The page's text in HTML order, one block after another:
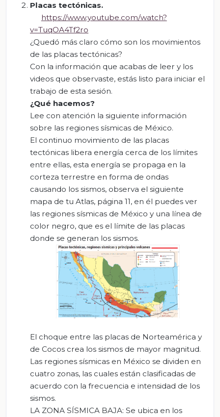
Placas tectónicas.
https://www.youtube.com/watch?
v=TuqOA4Tf2ro
¿Quedó más claro cómo son los movimientos
de las placas tectónicas?
Con la información que acabas de leer y los
videos que observaste, estás listo para iniciar el
trabajo de esta sesión.
¿Qué hacemos?
Lee con atención la siguiente información
sobre las regiones sísmicas de México.
El continuo movimiento de las placas
tectónicas libera energía cerca de los límites
entre ellas, esta energía se propaga en la
corteza terrestre en forma de ondas
causando los sismos, observa el siguiente
mapa de tu Atlas, página 11, en él puedes ver
las regiones sísmicas de México y una línea de
color negro, que es el límite de las placas
donde se generan los sismos.
El choque entre las placas de Norteamérica y
de Cocos crea los sismos de mayor magnitud.
Las regiones sísmicas en México se dividen en
cuatro zonas, las cuales están clasificadas de
acuerdo con la frecuencia e intensidad de los
sismos.
LA ZONA SÍSMICA BAJA: Se ubica en los